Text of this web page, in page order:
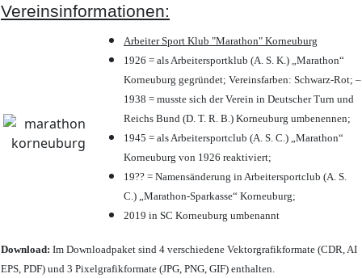
Vereinsinformationen:
Arbeiter Sport Klub "Marathon" Korneuburg
1926 = als Arbeitersportklub (A. S. K.) „Marathon“
Korneuburg gegründet; Vereinsfarben: Schwarz-Rot; –
1938 = musste sich der Verein in Deutscher Turn und
Reichs Bund (D. T. R. B.) Korneuburg umbenennen;
1945 = als Arbeitersportclub (A. S. C.) „Marathon“
Korneuburg von 1926 reaktiviert;
19?? = Namensänderung in Arbeitersportclub (A. S.
C.) „Marathon-Sparkasse“ Korneuburg;
2019 in SC Korneuburg umbenannt
Download: Im Downloadpaket sind 4 verschiedene Vektorgrafikformate (CDR, AI
EPS, PDF) und 3 Pixelgrafikformate (JPG, PNG, GIF) enthalten.